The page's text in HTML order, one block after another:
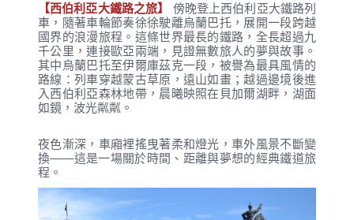
【西伯利亞大鐵路之旅】
傍晚登上西伯利亞大鐵路列
車，隨著車輪節奏徐徐駛離烏蘭巴托，展開一段跨越
國界的浪漫旅程。這條世界最長的鐵路，全長超過九
千公里，連接歐亞兩端，見證無數旅人的夢與故事。
其中烏蘭巴托至伊爾庫茲克一段，被譽為最具風情的
路線：列車穿越蒙古草原，遠山如畫；越過邊境後進
入西伯利亞森林地帶，晨曦映照在貝加爾湖畔，湖面
如鏡，波光粼粼。
夜色漸深，車廂裡搖曳著柔和燈光，車外風景不斷變
換——這是一場關於時間、距離與夢想的經典鐵道旅
程。